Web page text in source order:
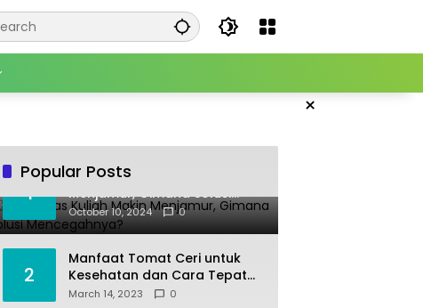
×
Popular Posts
1
Joki Tugas Kuliah Makin
Menjamur, Gimana Solusi
Mencegahnya?
October 10, 2024 0
2
Manfaat Tomat Ceri untuk
Kesehatan dan Cara Tepat
Mengonsumsinya
March 14, 2023 0